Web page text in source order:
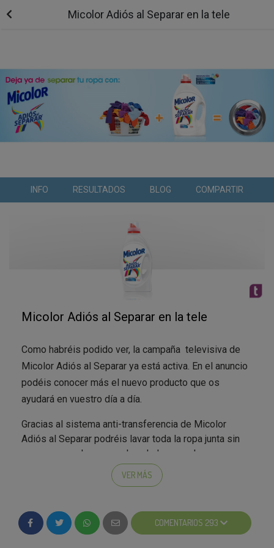
Micolor Adiós al Separar en la tele
INFO RESULTADOS BLOG COMPARTIR
Micolor Adiós al Separar en la tele
Como habréis podido ver, la campaña televisiva de
Micolor Adiós al Separar ya está activa. En el anuncio
podéis conocer más el nuevo producto que os
ayudará en vuestro día a día.
Gracias al sistema anti-transferencia de Micolor
Adiós al Separar podréis lavar toda la ropa junta sin
preocuparos de separar la colada por colores.
Adiós al Separar? ¿Os gusta el anuncio?
VER MÁS
COMENTARIOS 293